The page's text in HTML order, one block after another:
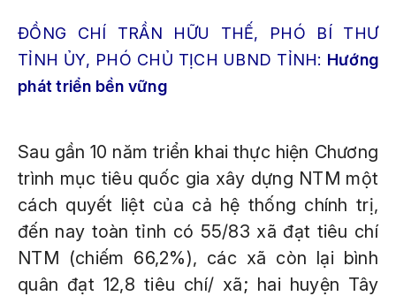
ĐỒNG CHÍ TRẦN HỮU THẾ, PHÓ BÍ THƯ
TỈNH ỦY, PHÓ CHỦ TỊCH UBND TỈNH: Hướng
phát triển bền vững
Sau gần 10 năm triển khai thực hiện Chương
trình mục tiêu quốc gia xây dựng NTM một
cách quyết liệt của cả hệ thống chính trị,
đến nay toàn tỉnh có 55/83 xã đạt tiêu chí
NTM (chiếm 66,2%), các xã còn lại bình
quân đạt 12,8 tiêu chí/ xã; hai huyện Tây